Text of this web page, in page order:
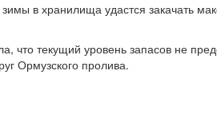
в хранилища удастся закачать
текущий уровень запасов не
Ормузского пролива.